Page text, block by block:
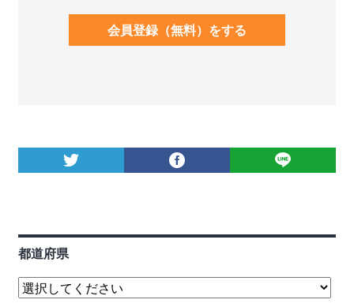
会員登録（無料）をする
都道府県